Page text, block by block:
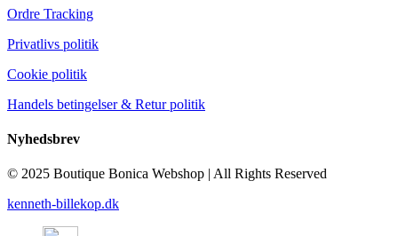
Ordre Tracking
Privatlivs politik
Cookie politik
Handels betingelser & Retur politik
Nyhedsbrev
© 2025 Boutique Bonica Webshop | All Rights Reserved
kenneth-billekop.dk